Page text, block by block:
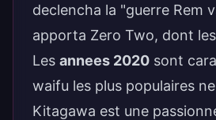
declencha la "guerre Rem
apporta Zero Two, dont
Les annees 2020 sont
waifu les plus populaires
Kitagawa est une